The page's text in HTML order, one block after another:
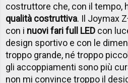
costruttore che, con il tempo,
qualità costruttiva. Il Joymax
con i nuovi fari full LED con
design sportivo e con le
troppo grande, né troppo
gli accoppiamenti sono più
non mi convince troppo il